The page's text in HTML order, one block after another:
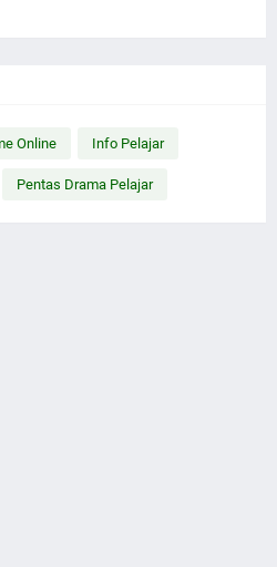
Online Info Pelajar
Pentas Drama Pelajar